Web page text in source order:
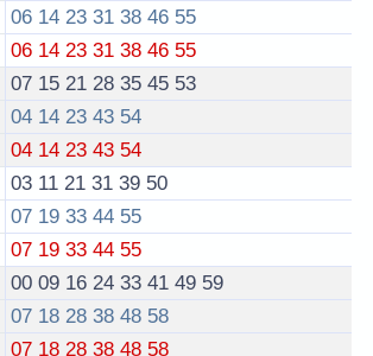
06 14 23 31 38 46 55
06 14 23 31 38 46 55
07 15 21 28 35 45 53
04 14 23 43 54
04 14 23 43 54
03 11 21 31 39 50
07 19 33 44 55
07 19 33 44 55
00 09 16 24 33 41 49 59
07 18 28 38 48 58
07 18 28 38 48 58